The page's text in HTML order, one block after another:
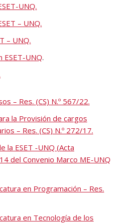
UNQ.
– UNQ.
– UNQ.
ESET-UNQ.
– Res. (CS) N.º 567/22.
la Provisión de cargos
– Res. (CS) N.º 272/17.
la ESET -UNQ (Acta
del Convenio Marco ME-UNQ
en Programación – Res.
en Tecnología de los